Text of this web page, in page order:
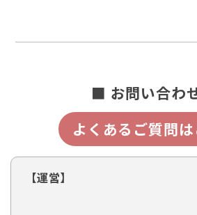
■ お問い合わ
よくあるご質問は
【運営】